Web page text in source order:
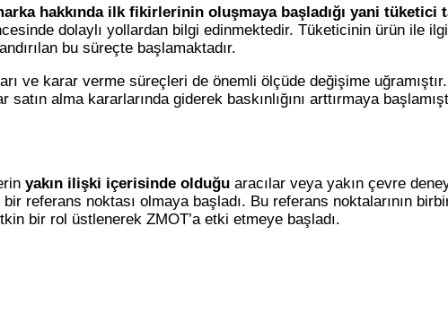
hakkında ilk fikirlerinin oluşmaya başladığı yani
dolaylı yollardan bilgi edinmektedir. Tüketicinin ürün ile
bu süreçte başlamaktadır.
ve karar verme süreçleri de önemli ölçüde değişime
alma kararlarında giderek baskınlığını arttırmaya
yakın ilişki içerisinde olduğu aracılar veya yakın çevre
referans noktası olmaya başladı. Bu referans noktalarının
bir rol üstlenerek ZMOT’a etki etmeye başladı.